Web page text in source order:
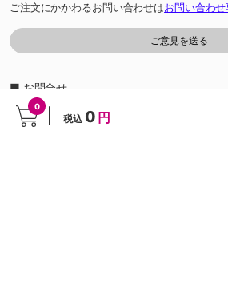
0
税込 0 円
ご注文にかかわるお問い合わせはお問い合わ
■ お問合せ
「よくあるご質問」は
0120-37-1947